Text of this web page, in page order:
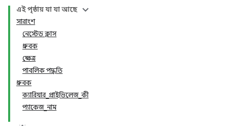
এই পৃষ্ঠায় যা যা আছে
সারাংশ
নেস্টেড ক্লাস
ধ্রুবক
ক্ষেত্র
পাবলিক পদ্ধতি
ধ্রুবক
ক্যারিয়ার_প্রাইভিলেজ_কী
প্যাকেজ_নাম